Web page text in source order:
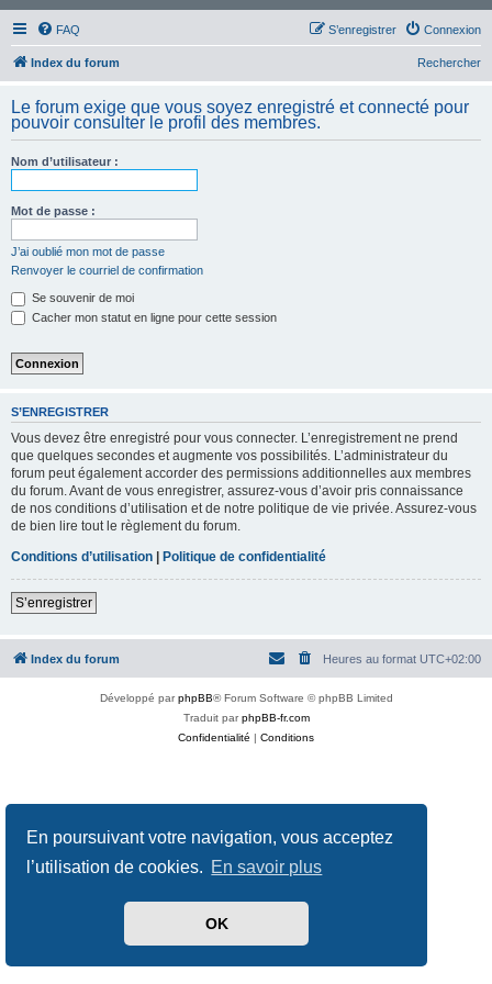
En poursuivant votre navigation, vous acceptez
l’utilisation de cookies. En savoir plus
OK
FAQ Connexion
S’enregistrer
Index du forum Rechercher
Le forum exige que vous soyez enregistré et connecté pour
pouvoir consulter le profil des membres.
Nom d’utilisateur :
Mot de passe :
J’ai oublié mon mot de passe
Renvoyer le courriel de confirmation
Se souvenir de moi
Cacher mon statut en ligne pour cette session
S’ENREGISTRER
Vous devez être enregistré pour vous connecter. L’enregistrement ne prend
que quelques secondes et augmente vos possibilités. L’administrateur du
forum peut également accorder des permissions additionnelles aux membres
du forum. Avant de vous enregistrer, assurez-vous d’avoir pris connaissance
de nos conditions d’utilisation et de notre politique de vie privée. Assurez-vous
de bien lire tout le règlement du forum.
Conditions d’utilisation | Politique de confidentialité
S’enregistrer
Index du forum Heures au format UTC+02:00
Développé parphpBB® Forum Software © phpBB Limited
Traduit parphpBB-fr.com
Confidentialité | Conditions